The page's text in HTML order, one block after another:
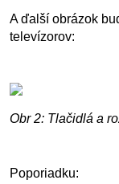
A ďalší obrázok
televízorov:
Obr 2: Tlačidlá a
Poporiadku: